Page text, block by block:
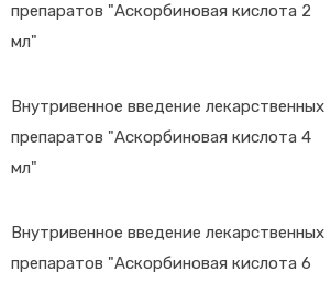
препаратов "Аскорбиновая кислота 2
мл"
Внутривенное введение лекарственных
препаратов "Аскорбиновая кислота 4
мл"
Внутривенное введение лекарственных
препаратов "Аскорбиновая кислота 6